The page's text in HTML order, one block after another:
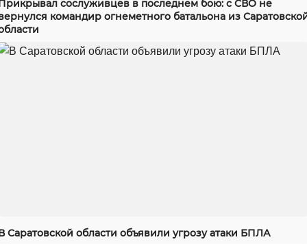
сослуживцев в последнем бою: с СВО не
командир огнеметного батальона из
Саратовской области объявили угрозу атаки БПЛА